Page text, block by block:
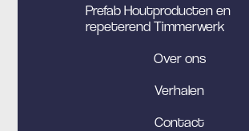
Prefab Houtproducten en
repeterend Timmerwerk
Over ons
Verhalen
Contact